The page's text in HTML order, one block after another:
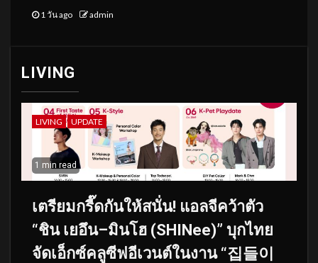
1 วัน ago admin
LIVING
LIVING UPDATE
1 min read
เตรียมกรี๊ดกันให้สนั่น! แอลจีคว้าตัว
“ชิน เยอึน–มินโฮ (SHINee)” บุกไทย
จัดเอ็กซ์คลูซีฟอีเวนต์ในงาน “집들이